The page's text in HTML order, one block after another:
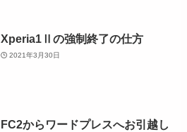
Xperia1Ⅱの強制終了の仕方
2021年3月30日
FC2からワードプレスへお引越し